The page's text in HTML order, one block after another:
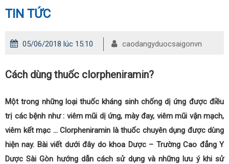
TIN TỨC
05/06/2018 lúc 15:10 caodangyduocsaigonvn
Cách dùng thuốc clorpheniramin?
Một trong những loại thuốc kháng sinh chống dị ứng được điều
trị các bệnh như : viêm mũi dị ứng, mày đay, viêm mũi vận mạch,
viêm kết mạc … Clorpheniramin là thuốc chuyên dụng được dùng
hiện nay. Bài viết dưới đây do khoa Dược – Trường Cao đẳng Y
Dược Sài Gòn hướng dẫn cách sử dụng và những lưu ý khi sử